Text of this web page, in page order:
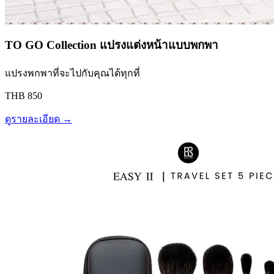
TO GO Collection แปรงแต่งหน้าแบบพกพา
แปรงพกพาที่จะไปกับคุณได้ทุกที่
THB 850
ดูรายละเอียด →